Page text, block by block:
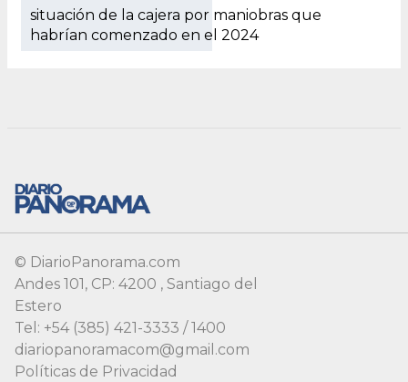
© DiarioPanorama.com
Andes 101, CP: 4200 , Santiago del
Estero
Tel: +54 (385) 421-3333 / 1400
diariopanoramacom@gmail.com
Políticas de Privacidad